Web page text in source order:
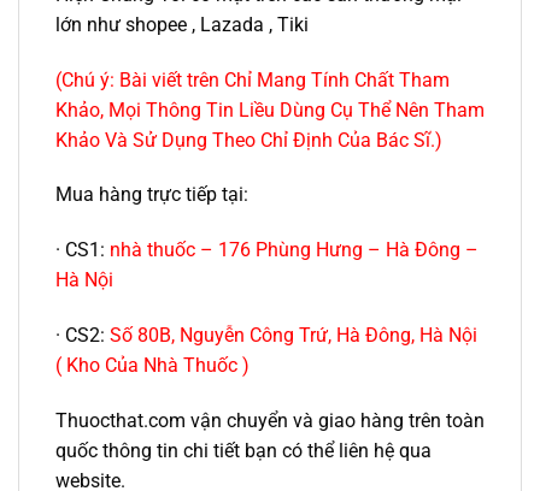
lớn như shopee , Lazada , Tiki
(Chú ý: Bài viết trên Chỉ Mang Tính Chất Tham
Khảo, Mọi Thông Tin Liều Dùng Cụ Thể Nên Tham
Khảo Và Sử Dụng Theo Chỉ Định Của Bác Sĩ.)
Mua hàng trực tiếp tại:
· CS1: nhà thuốc – 176 Phùng Hưng – Hà Đông –
Hà Nội
· CS2: Số 80B, Nguyễn Công Trứ, Hà Đông, Hà Nội
( Kho Của Nhà Thuốc )
Thuocthat.com vận chuyển và giao hàng trên toàn
quốc thông tin chi tiết bạn có thể liên hệ qua
website.